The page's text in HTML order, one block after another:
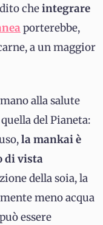
cheintegrare
porterebbe,
a un maggior
alla salute
del Pianeta:
la mankai è
di vista
della soia, la
meno acqua
essere